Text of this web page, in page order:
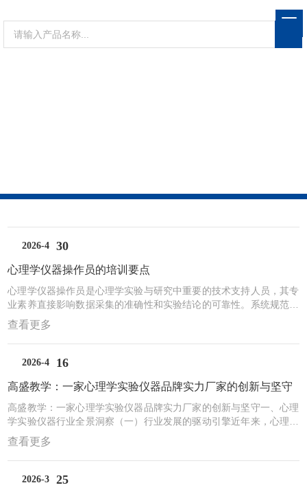
2026-4 30
心理学仪器操作员的培训要点
心理学仪器操作员是心理学实验与研究中重要的技术支持人员，其专
业素养直接影响数据采集的准确性和实验结论的可靠性。系统规范的
培训是确保操作员胜任工作的基础。以下是心理学仪器操作员培训的
核心要点。一、基础理论与原理掌握操作员首先需要建立扎实的心理
学理论基础，理解各类仪器所依托的心理学范式和研究方法。培训应
涵盖实验心理学的基本概念、变量控制原则以及常见心理现象的测量
信号转换过程以及数据采集的基本机制。理论学习的深度决定了操
作...
查看更多
2026-4 16
高盛教学：一家心理学实验仪器品牌实力厂家的创新与坚守
高盛教学：一家心理学实验仪器品牌实力厂家的创新与坚守一、心理
学实验仪器行业全景洞察（一）行业发展的驱动引擎近年来，心理健
康在全球范围内受到重视，这股浪潮直接推动了心理学实验仪器行业
的蓬勃发展。从政策层面看，各国纷纷出台相关举措为行业保驾护
航。在中国，《“健康中国2030”规划纲要》明确提出加强心理健康服
务体系建设，教育部要求中小学普遍建立心理辅导室并配备基础心理
查看更多
2026-3 25